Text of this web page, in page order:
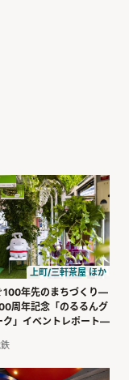
上町/三軒茶屋 ほか
100年先のまちづくり—
周年記念「のるるんグ
ク」イベントレポート—